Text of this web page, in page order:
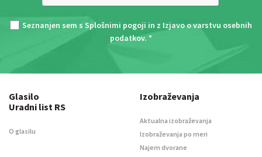
Seznanjen sem s Splošnimi pogoji in z Izjavo o varstvu osebnih
podatkov. *
Glasilo
Uradni list RS
O glasilu
Izobraževanja
Aktualna izobraževanja
Izobraževanja po meri
Najem dvorane